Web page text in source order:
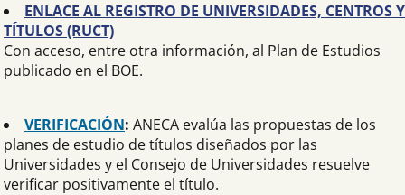
ENLACE AL REGISTRO DE UNIVERSIDADES, CENTROS Y
TÍTULOS (RUCT)
Con acceso, entre otra información, al Plan de Estudios
publicado en el BOE.
VERIFICACIÓN: ANECA evalúa las propuestas de los
planes de estudio de títulos diseñados por las
Universidades y el Consejo de Universidades resuelve
verificar positivamente el título.